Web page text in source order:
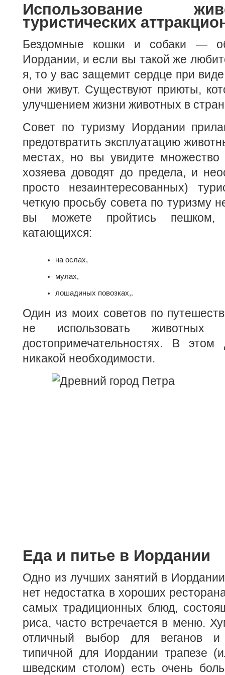
Использование
туристических
Бездомные кошки и собаки —
Иордании, и если вы такой же
я, то у вас защемит сердце при
они живут. Существуют приюты,
улучшением жизни животных в
Совет по туризму Иордании
предотвратить эксплуатацию
местах, но вы увидите множество
хозяева доводят до предела, и
просто незаинтересованных)
четкую просьбу совета по туризму
вы можете пройтись пешком,
катающихся:
на ослах,
мулах,
лошадиных повозках,.
Один из моих советов по
не использовать животных
достопримечательностях. В этом
никакой необходимости.
Еда и питье в Иордании
Одно из лучших занятий в
нет недостатка в хороших
самых традиционных блюд,
риса, часто встречается в меню.
отличный выбор для веганов и
типичной для Иордании трапезе
шведским столом) есть очень